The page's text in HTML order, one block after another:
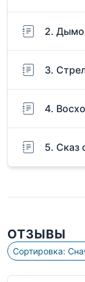
2.
3.
4.
5. Сказ
ОТЗЫВЫ